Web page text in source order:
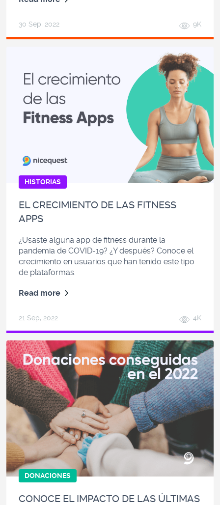
30 Sep, 2022 9K
HISTORIAS
EL CRECIMIENTO DE LAS FITNESS
APPS
¿Usaste alguna app de fitness durante la
pandemia de COVID-19? ¿Y después? Conoce el
crecimiento en usuarios que han tenido este tipo
de plataformas.
Read more
21 Sep, 2022 4K
DONACIONES
CONOCE EL IMPACTO DE LAS ÚLTIMAS